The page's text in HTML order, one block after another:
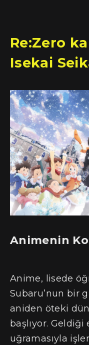
Re:Zero
Isekai
Animenin
Anime, lisede
Subaru’nun bir
aniden öteki
başlıyor. Geldiği
uğramasıyla